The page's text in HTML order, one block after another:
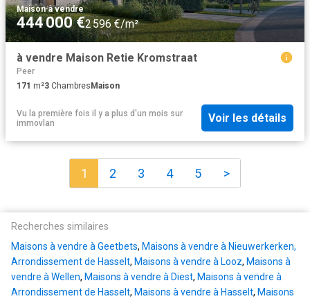
Maison·à vendre
444 000 €2 596 €/m²
à vendre Maison Retie Kromstraat
Peer
171 m²3 ChambresMaison
Vu la première fois il y a plus d'un mois sur
immovlan
Voir les détails
1 2 3 4 5 >
Recherches similaires
Maisons à vendre à Geetbets, Maisons à vendre à Nieuwerkerken,
Arrondissement de Hasselt, Maisons à vendre à Looz, Maisons à
vendre à Wellen, Maisons à vendre à Diest, Maisons à vendre à
Arrondissement de Hasselt, Maisons à vendre à Hasselt, Maisons